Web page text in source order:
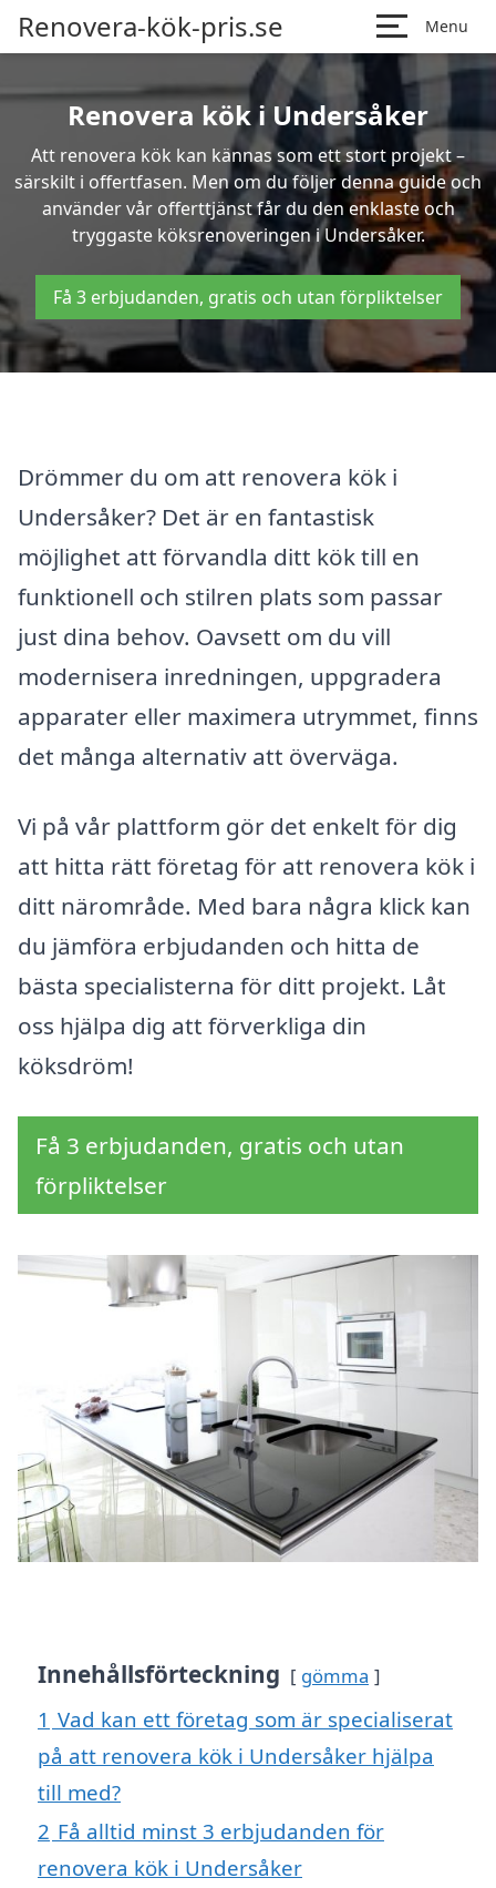
Renovera-kök-pris.se Menu
Renovera kök i Undersåker
Att renovera kök kan kännas som ett stort projekt –
särskilt i offertfasen. Men om du följer denna guide och
använder vår offerttjänst får du den enklaste och
tryggaste köksrenoveringen i Undersåker.
Få 3 erbjudanden, gratis och utan förpliktelser
Drömmer du om att renovera kök i
Undersåker? Det är en fantastisk
möjlighet att förvandla ditt kök till en
funktionell och stilren plats som passar
just dina behov. Oavsett om du vill
modernisera inredningen, uppgradera
apparater eller maximera utrymmet, finns
det många alternativ att överväga.
Vi på vår plattform gör det enkelt för dig
att hitta rätt företag för att renovera kök i
ditt närområde. Med bara några klick kan
du jämföra erbjudanden och hitta de
bästa specialisterna för ditt projekt. Låt
oss hjälpa dig att förverkliga din
köksdröm!
Få 3 erbjudanden, gratis och utan
förpliktelser
Innehållsförteckning gömma
1 Vad kan ett företag som är specialiserat
på att renovera kök i Undersåker hjälpa
till med?
2 Få alltid minst 3 erbjudanden för
renovera kök i Undersåker